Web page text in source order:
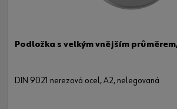
Podložka s velkým vnějším
DIN 9021 nerezová ocel, A2, nelegovaná